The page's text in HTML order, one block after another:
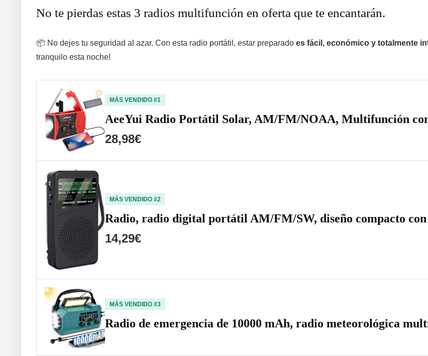
No te pierdas estas 3 radios multifunción en oferta que te encantarán.
📦 No dejes tu seguridad al azar. Con esta radio portátil, estar preparado es fácil, económico y totalmente
tranquilo esta noche!
MÁS VENDIDO #1
AeeYui Radio Portátil Solar, AM/FM/NOAA, Multifunción
28,98€
MÁS VENDIDO #2
Radio, radio digital portátil AM/FM/SW, diseño compacto
14,29€
MÁS VENDIDO #3
Radio de emergencia de 10000 mAh, radio meteorológica